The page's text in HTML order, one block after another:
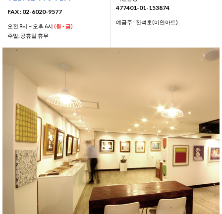
FAX : 02-6020-9577
오전 9시 ~ 오후 6시 (월 - 금)
주말, 공휴일 휴무
477401-01-153874
예금주 : 진석훈(이안아트)